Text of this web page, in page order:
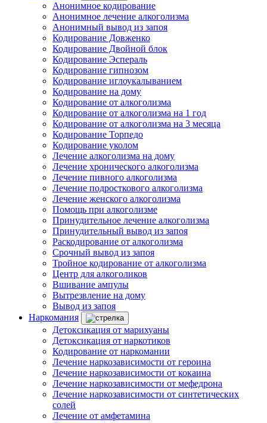
Анонимное кодирование
Анонимное лечение алкоголизма
Анонимный вывод из запоя
Кодирование Довженко
Кодирование Двойной блок
Кодирование Эспераль
Кодирование гипнозом
Кодирование иглоукалыванием
Кодирование на дому
Кодирование от алкоголизма
Кодирование от алкоголизма на 1 год
Кодирование от алкоголизма на 3 месяца
Кодирование Торпедо
Кодирование уколом
Лечение алкоголизма на дому
Лечение хронического алкоголизма
Лечение пивного алкоголизма
Лечение подросткового алкоголизма
Лечение женского алкоголизма
Помощь при алкоголизме
Принудительное лечение алкоголизма
Принудительный вывод из запоя
Раскодирование от алкоголизма
Срочный вывод из запоя
Тройное кодирование от алкоголизма
Центр для алкоголиков
Вшивание ампулы
Вытрезвление на дому
Вывод из запоя
Наркомания
Детоксикация от марихуаны
Детоксикация от наркотиков
Кодирование от наркомании
Лечение наркозависимости от героина
Лечение наркозависимости от кокаина
Лечение наркозависимости от мефедрона
Лечение наркозависимости от синтетических
солей
Лечение от амфетамина